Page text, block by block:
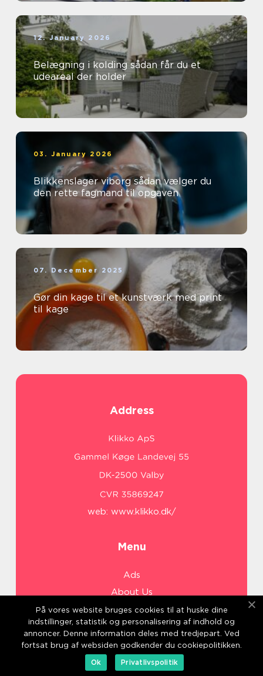
12. January 2026
Belægning i kolding sådan får du et
udeareal der holder
03. January 2026
Blikkenslager viborg sådan vælger du
den rette fagmand til opgaven
07. December 2025
Gør din kage til et kunstværk med print
til kage
Address
web: www.klikko.dk/
Menu
Ads
About Us
Cookies
Contact
Sitemap
På vores website bruges cookies til at huske dine
indstillinger, statistik og personalisering af indhold og
annoncer. Denne information deles med tredjepart. Ved
fortsat brug af websiden godkender du cookiepolitikken.
Ok
Privatlivspolitik